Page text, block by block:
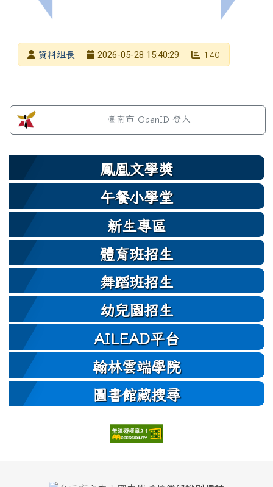
上一筆：轉知115年度全國中小學視障學生夏令營活
下一筆：
發布者資料組長
2026-05-28 15:40:29 140
左邊區域內容
臺南市 OpenID 登入
鳳凰文學獎
午餐小學堂
新生專區
體育班招生
舞蹈班招生
幼兒園招生
AILEAD平台
翰林雲端學院
圖書館藏搜尋